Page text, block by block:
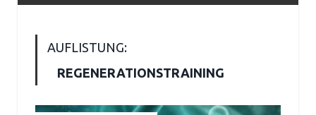
AUFLISTUNG:
REGENERATIONSTRAINING